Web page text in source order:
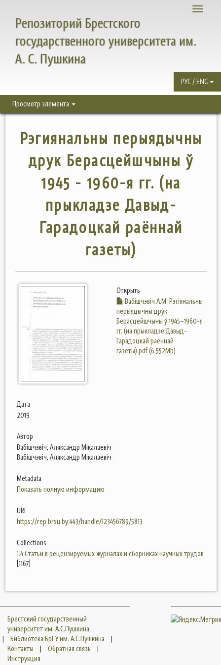
Toggle
Репозиторий Брестского
государственного университета им.
А. С. Пушкина
РУС / ENG
Просмотр элемента
Рэгиянальны перыядычны
друк Берасцейшчыны ў
1945 - 1960-я гг. (на
прыкладзе Давыд-
Гарадоцкай раённай
газеты)
Открыть
Вабішчэвіч А.М. Рэгіянальны
перыядычны друк
Берасцейшчыны ў 1945–1960-я
гг. (на прыкладзе Давыд-
Гарадоцкай раённай
газеты).pdf (6.552Mb)
Дата
2019
Автор
Вабішчэвіч, Аляксандр Мікалаевіч
Вабішчэвіч, Аляксандр Мікалаевіч
Metadata
Показать полную информацию
URI
https://rep.brsu.by:443/handle/123456789/5813
Collections
1.4 Статьи в рецензируемых журналах и сборниках научных трудов
[1167]
Брестский государственный
университет им. А.С.Пушкина
|
Библиотека БрГУ им. А.С.Пушкина
|
Контакты
| Обратная связь
|
Инструкция